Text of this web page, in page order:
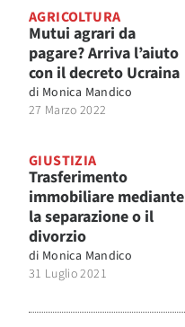
AGRICOLTURA
Mutui agrari da
pagare? Arriva l’aiuto
con il decreto Ucraina
di Monica Mandico
27 Marzo 2022
GIUSTIZIA
Trasferimento
immobiliare mediante
la separazione o il
divorzio
di Monica Mandico
31 Luglio 2021